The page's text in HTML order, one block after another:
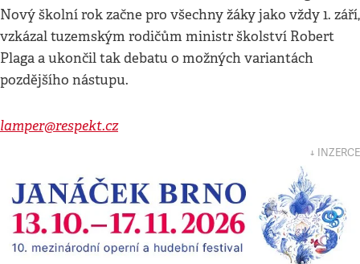
Nový školní rok začne pro všechny žáky jako vždy 1. září,
vzkázal tuzemským rodičům ministr školství Robert
Plaga a ukončil tak debatu o možných variantách
pozdějšího nástupu.
lamper@respekt.cz
↓ INZERCE